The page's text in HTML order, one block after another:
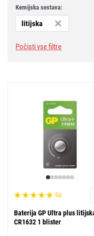
Kemijska sestava:
litijska
Počisti vse filtre
9x
Baterija GP Ultra plus
CR1632 1 blister